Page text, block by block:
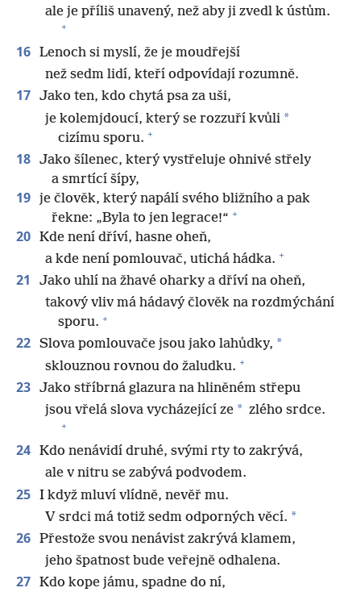
ale je příliš unavený, než aby ji zvedl k ústům.
+
16 Lenoch si myslí, že je moudřejší
než sedm lidí, kteří odpovídají rozumně.
17 Jako ten, kdo chytá psa za uši,
je kolemjdoucí, který se rozzuří kvůli *
cizímu sporu. +
18 Jako šílenec, který vystřeluje ohnivé střely
a smrtící šípy,
19 je člověk, který napálí svého bližního a pak
řekne: „Byla to jen legrace!“ +
20 Kde není dříví, hasne oheň,
a kde není pomlouvač, utichá hádka. +
21
Jako uhlí na žhavé oharky a dříví na oheň,
takový vliv má hádavý člověk na rozdmýchání
sporu. +
22 Slova pomlouvače jsou jako lahůdky, *
sklouznou rovnou do žaludku. +
23 Jako stříbrná glazura na hliněném střepu
jsou vřelá slova vycházející ze * zlého srdce.
+
24 Kdo nenávidí druhé, svými rty to zakrývá,
ale v nitru se zabývá podvodem.
25 I když mluví vlídně, nevěř mu.
V srdci má totiž sedm odporných věcí. *
26 Přestože svou nenávist zakrývá klamem,
jeho špatnost bude veřejně odhalena.
27 Kdo kope jámu, spadne do ní,